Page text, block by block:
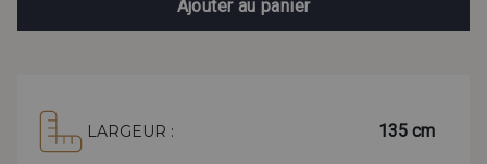
Ajouter au panier
LARGEUR : 135 cm